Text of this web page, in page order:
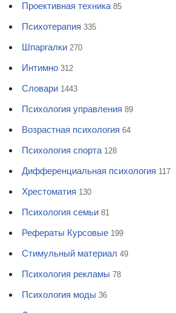
Проективная техника 85
Психотерапия 335
Шпаргалки 270
Интимно 312
Словари 1443
Психология управления 89
Возрастная психология 64
Психология спорта 128
Дифференциальная психология 117
Хрестоматия 130
Психология семьи 81
Рефераты Курсовые 199
Стимульный материал 49
Психология рекламы 78
Психология моды 36